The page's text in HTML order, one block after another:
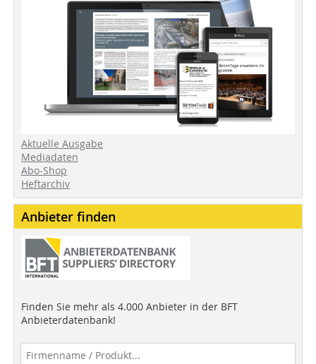
Aktuelle Ausgabe
Mediadaten
Abo-Shop
Heftarchiv
Anbieter finden
Finden Sie mehr als 4.000 Anbieter in der BFT
Anbieterdatenbank!